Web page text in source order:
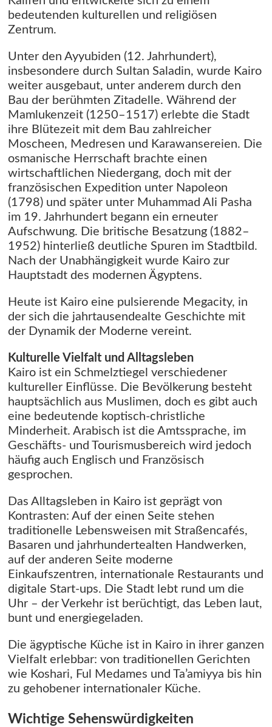
bedeutenden kulturellen und religiösen
Zentrum.
Unter den Ayyubiden (12. Jahrhundert),
insbesondere durch Sultan Saladin, wurde Kairo
weiter ausgebaut, unter anderem durch den
Bau der berühmten Zitadelle. Während der
Mamlukenzeit (1250–1517) erlebte die Stadt
ihre Blütezeit mit dem Bau zahlreicher
Moscheen, Medresen und Karawansereien. Die
osmanische Herrschaft brachte einen
wirtschaftlichen Niedergang, doch mit der
französischen Expedition unter Napoleon
(1798) und später unter Muhammad Ali Pasha
im 19. Jahrhundert begann ein erneuter
Aufschwung. Die britische Besatzung (1882–
1952) hinterließ deutliche Spuren im Stadtbild.
Nach der Unabhängigkeit wurde Kairo zur
Hauptstadt des modernen Ägyptens.
Heute ist Kairo eine pulsierende Megacity, in
der sich die jahrtausendealte Geschichte mit
der Dynamik der Moderne vereint.
Kulturelle Vielfalt und Alltagsleben
Kairo ist ein Schmelztiegel verschiedener
kultureller Einflüsse. Die Bevölkerung besteht
hauptsächlich aus Muslimen, doch es gibt auch
eine bedeutende koptisch-christliche
Minderheit. Arabisch ist die Amtssprache, im
Geschäfts- und Tourismusbereich wird jedoch
häufig auch Englisch und Französisch
gesprochen.
Das Alltagsleben in Kairo ist geprägt von
Kontrasten: Auf der einen Seite stehen
traditionelle Lebensweisen mit Straßencafés,
Basaren und jahrhundertealten Handwerken,
auf der anderen Seite moderne
Einkaufszentren, internationale Restaurants und
digitale Start-ups. Die Stadt lebt rund um die
Uhr – der Verkehr ist berüchtigt, das Leben laut,
bunt und energiegeladen.
Die ägyptische Küche ist in Kairo in ihrer ganzen
Vielfalt erlebbar: von traditionellen Gerichten
wie Koshari, Ful Medames und Ta’amiyya bis hin
zu gehobener internationaler Küche.
Wichtige Sehenswürdigkeiten